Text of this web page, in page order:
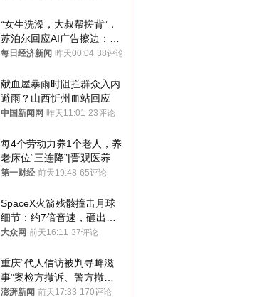
“女生洗澡，大叔帮搓背”，
苏泊尔回应AI广告擦边：视
频全下架，已强化内容管理
每日经济新闻 昨天00:04 38评论
献血屋暴雨时阻拦群众入内
避雨？山西忻州血站回应
中国新闻网 昨天11:01 23评论
每4个劳动力养1个老人，养
老床位“三连降”|晋观医养
第一财经 前天19:48 65评论
SpaceX火箭残骸撞击月球
细节：约7倍音速，砸出直
径约30米撞击坑
大众网 前天16:11 37评论
重庆“代人信访被判寻衅滋
事”案检方撤诉、警方撤
案，两被告人获国赔
澎湃新闻 前天17:33 170评论